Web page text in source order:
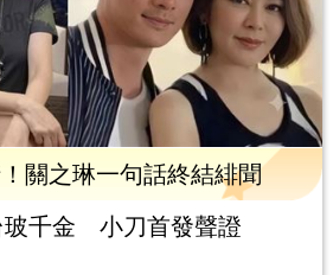
關之琳一句話終結緋聞
玻千金 小刀首發聲證